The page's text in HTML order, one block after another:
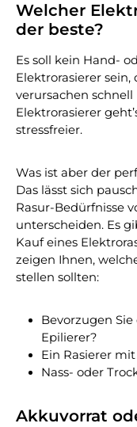
Welcher
der beste?
Es soll kein Hand-
Elektrorasierer
verursachen
Elektrorasierer
stressfreier.
Was ist aber der
Das lässt sich
Rasur-Bedürfnisse
unterscheiden. Es
Kauf eines
zeigen Ihnen,
stellen sollten:
Bevorzugen
Epilierer?
Ein Rasierer
Nass- oder
Akkuvorrat